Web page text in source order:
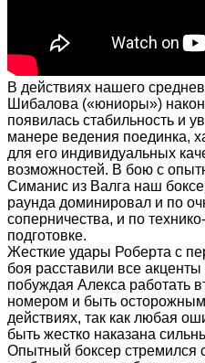
В действиях нашего
Шибалова («юниоры»)
появилась стабильность и
манере ведения поединка,
для его индивидуальных
возможностей. В бою с
Симанис из Валга наш
раунда доминировал и по
соперничества, и по
подготовке.
Жесткие удары Роберта с
боя расставили все
побуждая Алекса работать
номером и быть
действиях, так как любая
быть жестко наказана
Опытный боксер стремился